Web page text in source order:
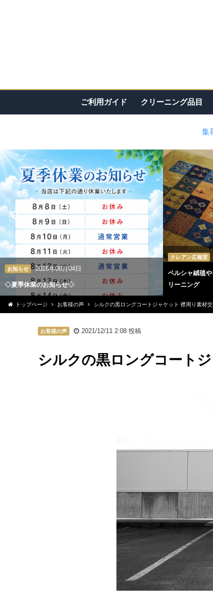
ご利用ガイド クリーニング品目
集
お知らせ 2026年08月04日
◇夏季休業のお知らせ◇
クレアン広報室
ペルシャ絨毯
リーニング
<
トップページ お客様の声 シルクの黒ロングコートジャケット 襟周り素材
お客様の声 2021/12/11 2:08投稿
シルクの黒ロングコート